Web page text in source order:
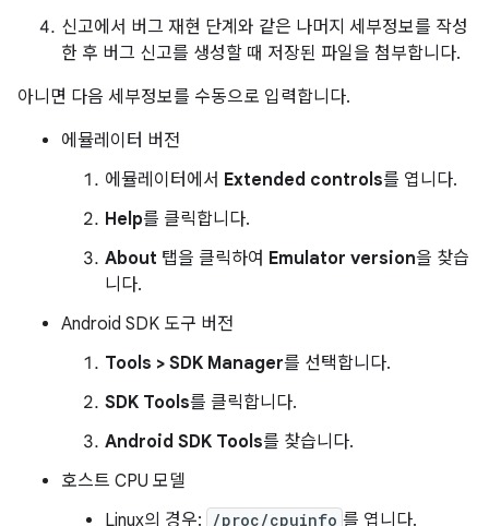
신고에서 버그 재현 단계와 같은 나머지 세부정보를 작성
한 후 버그 신고를 생성할 때 저장된 파일을 첨부합니다.
아니면 다음 세부정보를 수동으로 입력합니다.
에뮬레이터 버전
에뮬레이터에서 Extended controls를 엽니다.
Help를 클릭합니다.
About 탭을 클릭하여 Emulator version을 찾습
니다.
Android SDK 도구 버전
Tools > SDK Manager를 선택합니다.
SDK Tools를 클릭합니다.
Android SDK Tools를 찾습니다.
호스트 CPU 모델
Linux의 경우:
/proc/cpuinfo 를 엽니다.